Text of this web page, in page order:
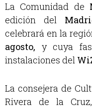
La Comunidad de
edición del
celebrará en la
agosto, y cuya
instalaciones del
La consejera de
Rivera de la